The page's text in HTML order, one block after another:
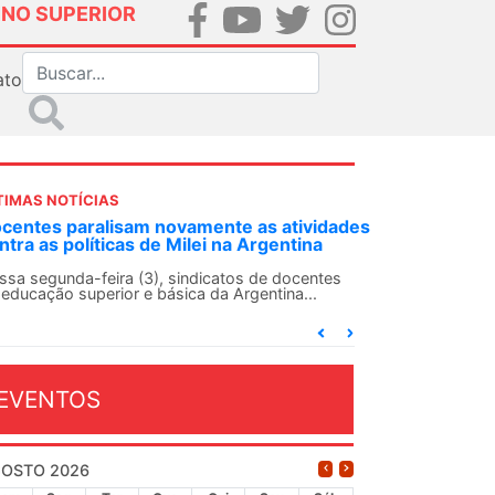
SUPERIOR
NOTÍCIAS
SN convoca docentes para Dia de
Internacionalista com Cuba em
de agosto
ANDES-SN conclama suas seções sindicais e o
2026